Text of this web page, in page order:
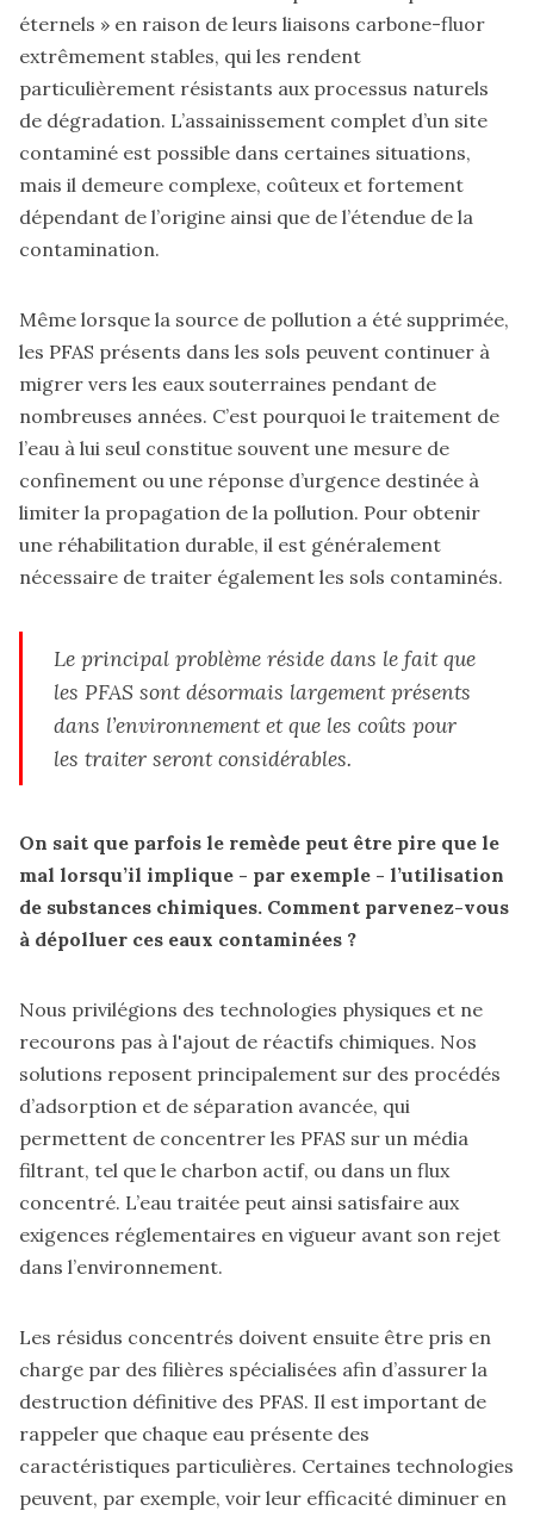
éternels » en raison de leurs liaisons carbone-fluor
extrêmement stables, qui les rendent
particulièrement résistants aux processus naturels
de dégradation. L’assainissement complet d’un site
contaminé est possible dans certaines situations,
mais il demeure complexe, coûteux et fortement
dépendant de l’origine ainsi que de l’étendue de la
contamination.
Même lorsque la source de pollution a été supprimée,
les PFAS présents dans les sols peuvent continuer à
migrer vers les eaux souterraines pendant de
nombreuses années. C’est pourquoi le traitement de
l’eau à lui seul constitue souvent une mesure de
confinement ou une réponse d’urgence destinée à
limiter la propagation de la pollution. Pour obtenir
une réhabilitation durable, il est généralement
nécessaire de traiter également les sols contaminés.
Le principal problème réside dans le fait que
les PFAS sont désormais largement présents
dans l’environnement et que les coûts pour
les traiter seront considérables.
On sait que parfois le remède peut être pire que le
mal lorsqu’il implique - par exemple - l’utilisation
de substances chimiques. Comment parvenez-vous
à dépolluer ces eaux contaminées ?
Nous privilégions des technologies physiques et ne
recourons pas à l'ajout de réactifs chimiques. Nos
solutions reposent principalement sur des procédés
d’adsorption et de séparation avancée, qui
permettent de concentrer les PFAS sur un média
filtrant, tel que le charbon actif, ou dans un flux
concentré. L’eau traitée peut ainsi satisfaire aux
exigences réglementaires en vigueur avant son rejet
dans l’environnement.
Les résidus concentrés doivent ensuite être pris en
charge par des filières spécialisées afin d’assurer la
destruction définitive des PFAS. Il est important de
rappeler que chaque eau présente des
caractéristiques particulières. Certaines technologies
peuvent, par exemple, voir leur efficacité diminuer en